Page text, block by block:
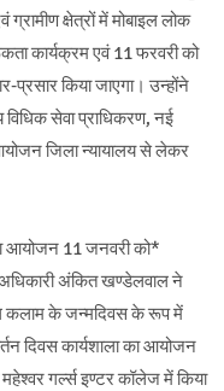
क्षेत्रों में मोबाइल लोक
कार्यक्रम एवं 11 फरवरी को
प्रसार किया जाएगा। उन्होंने
विधिक सेवा प्राधिकरण, नई
जिला न्यायालय से लेकर
आयोजन 11 जनवरी को*
अंकित खण्डेलवाल ने
कलाम के जन्मदिवस के रूप में
दिवस कार्यशाला का आयोजन
महेश्वर गर्ल्स इण्टर कॉलेज में किया